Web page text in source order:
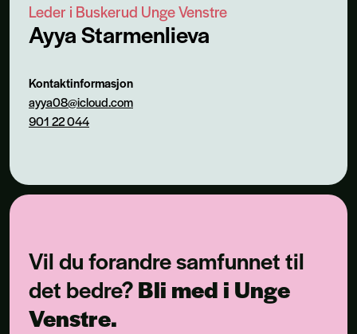
Leder i Buskerud Unge Venstre
Ayya Starmenlieva
Kontaktinformasjon
ayya08@icloud.com
901 22 044
Vil du forandre samfunnet til
det bedre?Bli med i Unge
Venstre.